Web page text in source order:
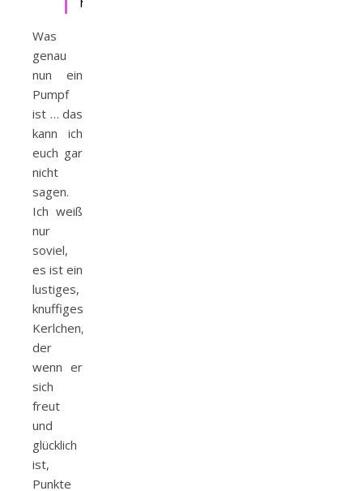
Was
genau
nun ein
Pumpf
ist … das
kann ich
euch gar
nicht
sagen.
Ich weiß
nur
soviel,
es ist ein
lustiges,
knuffiges
Kerlchen,
der
wenn er
sich
freut
und
glücklich
ist,
Punkte